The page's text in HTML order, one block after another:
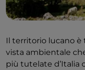
Il territorio lucano
vista ambientale
più tutelate d’Italia